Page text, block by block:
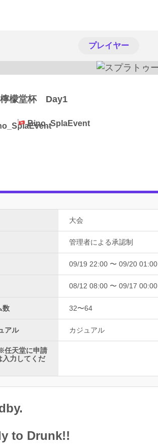
プレイヤー
檬堂杯 Day1
Bino_SplaEvent
大会
管理者による承認制
09/19 22:00 〜 09/20 01:00
08/12 08:00 〜 09/17 00:00
数 32〜64
アル カジュアル
任天堂に申請
入力してくだ
to Drunk!!